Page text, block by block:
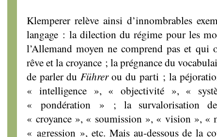
Klemperer relève ainsi d’innombrables
langage : la dilection du régime pour les
l’Allemand moyen ne comprend pas et qui
rêve et la croyance ; la prégnance du
de parler du Führerou du parti ; la
« intelligence », « objectivité », «
« pondération » ; la survalorisation
« croyance », « soumission », « vision », «
« agression », etc. Mais au-dessous de la